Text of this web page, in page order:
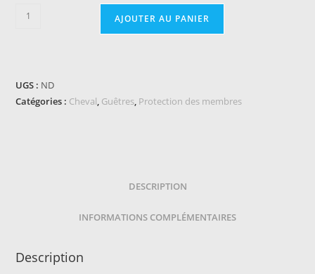
quantité
BACK
ON
AJOUTER AU PANIER
UGS : ND
Catégories : Cheval, Guêtres, Protection des membres
DESCRIPTION
INFORMATIONS COMPLÉMENTAIRES
Description